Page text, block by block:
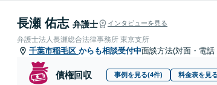
長瀬 佑志 弁護士 インタビューを見る
弁護士法人長瀬総合法律事務所 東京支所
千葉市稲毛区 からも相談受付中面談方法(対面・電
債権回収 事例を見る(4件) 料金表を見る